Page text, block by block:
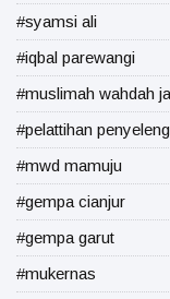
#syamsi ali
#iqbal parewangi
#muslimah wahdah
#pelattihan
#mwd mamuju
#gempa cianjur
#gempa garut
#mukernas